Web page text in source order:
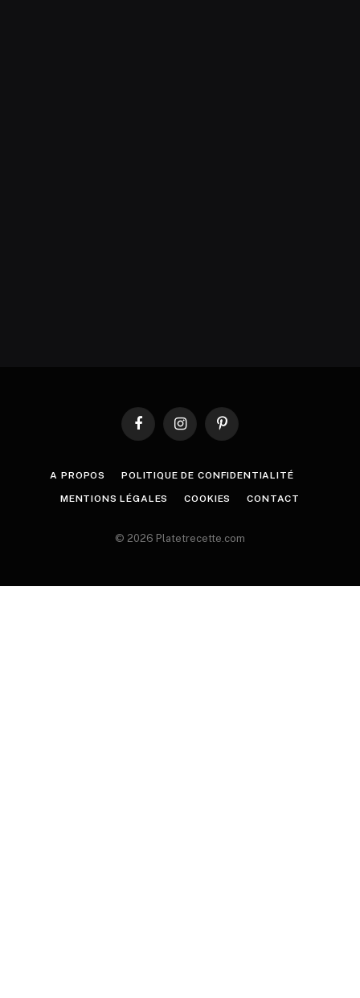
FacebookInstagramPinterest
A PROPOS POLITIQUE DE CONFIDENTIALITÉ
MENTIONS LÉGALES COOKIES CONTACT
© 2026 Platetrecette.com